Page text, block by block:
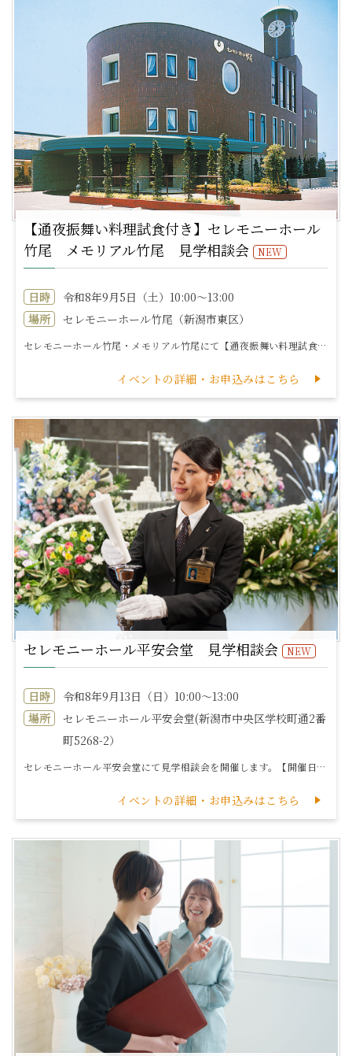
【通夜振舞い料理試食付き】セレモニーホール
竹尾 メモリアル竹尾 見学相談会
NEW
日時
令和8年9月5日（土）10:00～13:00
場所
セレモニーホール竹尾（新潟市東区）
セレモニーホール竹尾・メモリアル竹尾にて【通夜振舞い料理試食付き 見学相談会】を開催いたします。【開催日時】令和8年9月5日（土）10:00～13:0...
イベントの詳細・お申込みはこちら
セレモニーホール平安会堂 見学相談会 NEW
日時
令和8年9月13日（日）10:00～13:00
場所
セレモニーホール平安会堂(新潟市中央区学校町通2番
町5268-2）
セレモニーホール平安会堂にて見学相談会を開催します。【開催日時】令和8年9月13日（日）10:00～13:00 予約者優先①10:15～11:00「家...
イベントの詳細・お申込みはこちら